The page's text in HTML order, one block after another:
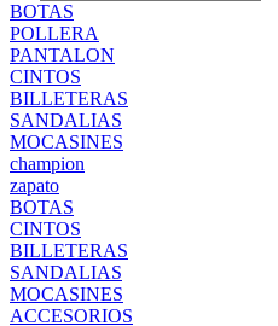
BOTAS
POLLERA
PANTALON
CINTOS
BILLETERAS
SANDALIAS
MOCASINES
champion
zapato
BOTAS
CINTOS
BILLETERAS
SANDALIAS
MOCASINES
ACCESORIOS